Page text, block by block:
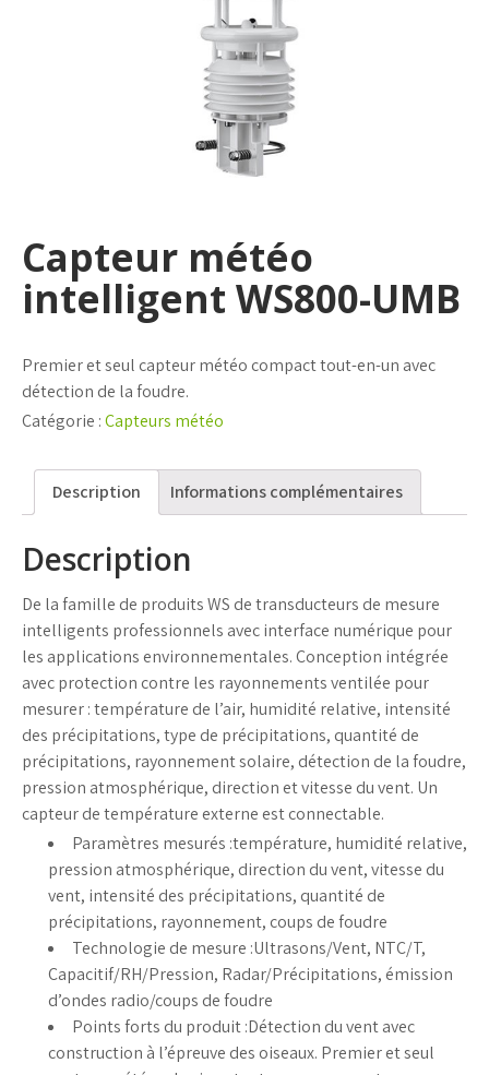
Capteur météo
intelligent WS800-UMB
Premier et seul capteur météo compact tout-en-un avec
détection de la foudre.
Catégorie :Capteurs météo
Description Informations complémentaires
Description
De la famille de produits WS de transducteurs de mesure
intelligents professionnels avec interface numérique pour
les applications environnementales. Conception intégrée
avec protection contre les rayonnements ventilée pour
mesurer : température de l’air, humidité relative, intensité
des précipitations, type de précipitations, quantité de
précipitations, rayonnement solaire, détection de la foudre,
pression atmosphérique, direction et vitesse du vent. Un
capteur de température externe est connectable.
Paramètres mesurés :température, humidité relative,
pression atmosphérique, direction du vent, vitesse du
vent, intensité des précipitations, quantité de
précipitations, rayonnement, coups de foudre
Technologie de mesure :Ultrasons/Vent, NTC/T,
Capacitif/RH/Pression, Radar/Précipitations, émission
d’ondes radio/coups de foudre
Points forts du produit :Détection du vent avec
construction à l’épreuve des oiseaux. Premier et seul